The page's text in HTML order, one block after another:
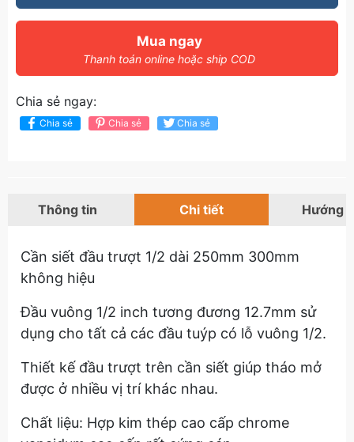
Mua ngay
Thanh toán online hoặc ship COD
Chia sẻ ngay:
Chia sẻ Chia sẻ Chia sẻ
Thông tin Chi tiết Hướng
Cần siết đầu trượt 1/2 dài 250mm 300mm
không hiệu
Đầu vuông 1/2 inch tương đương 12.7mm sử
dụng cho tất cả các đầu tuýp có lỗ vuông 1/2.
Thiết kế đầu trượt trên cần siết giúp tháo mở
được ở nhiều vị trí khác nhau.
Chất liệu: Hợp kim thép cao cấp chrome